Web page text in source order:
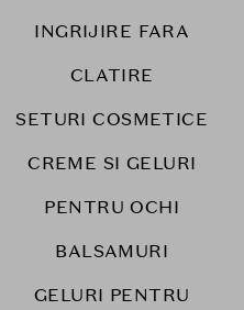
INGRIJIRE FARA
CLATIRE
SETURI COSMETICE
CREME SI GELURI
PENTRU OCHI
BALSAMURI
GELURI PENTRU